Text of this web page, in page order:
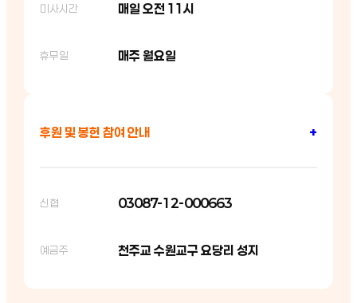
미사시간 매일 오전 11시
휴무일 매주 월요일
후원 및 봉헌 참여 안내 +
신협 03087-12-000663
예금주 천주교 수원교구 요당리 성지